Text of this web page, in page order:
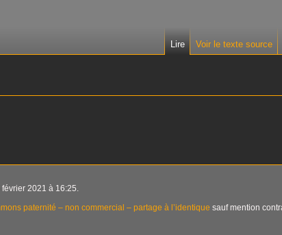
Lire Voir le texte source
2021 à 16:25.
paternité – non commercial – partage à l’identique sauf mention